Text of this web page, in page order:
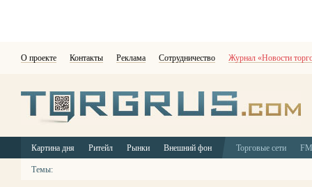
О проекте Контакты Реклама Сотрудничество Журнал «Новости
Картина дня Ритейл Рынки Внешний фон Торговые сети
Темы: